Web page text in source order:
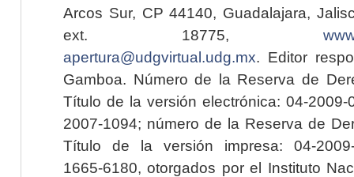
Arcos Sur, CP 44140, Guadalajara,
ext. 18775,
apertura@udgvirtual.udg.mx. Editor
Gamboa. Número de la Reserva de
Título de la versión electrónica: 04-2009-
2007-1094; número de la Reserva de
Título de la versión impresa: 04-2009-
1665-6180, otorgados por el Instituto